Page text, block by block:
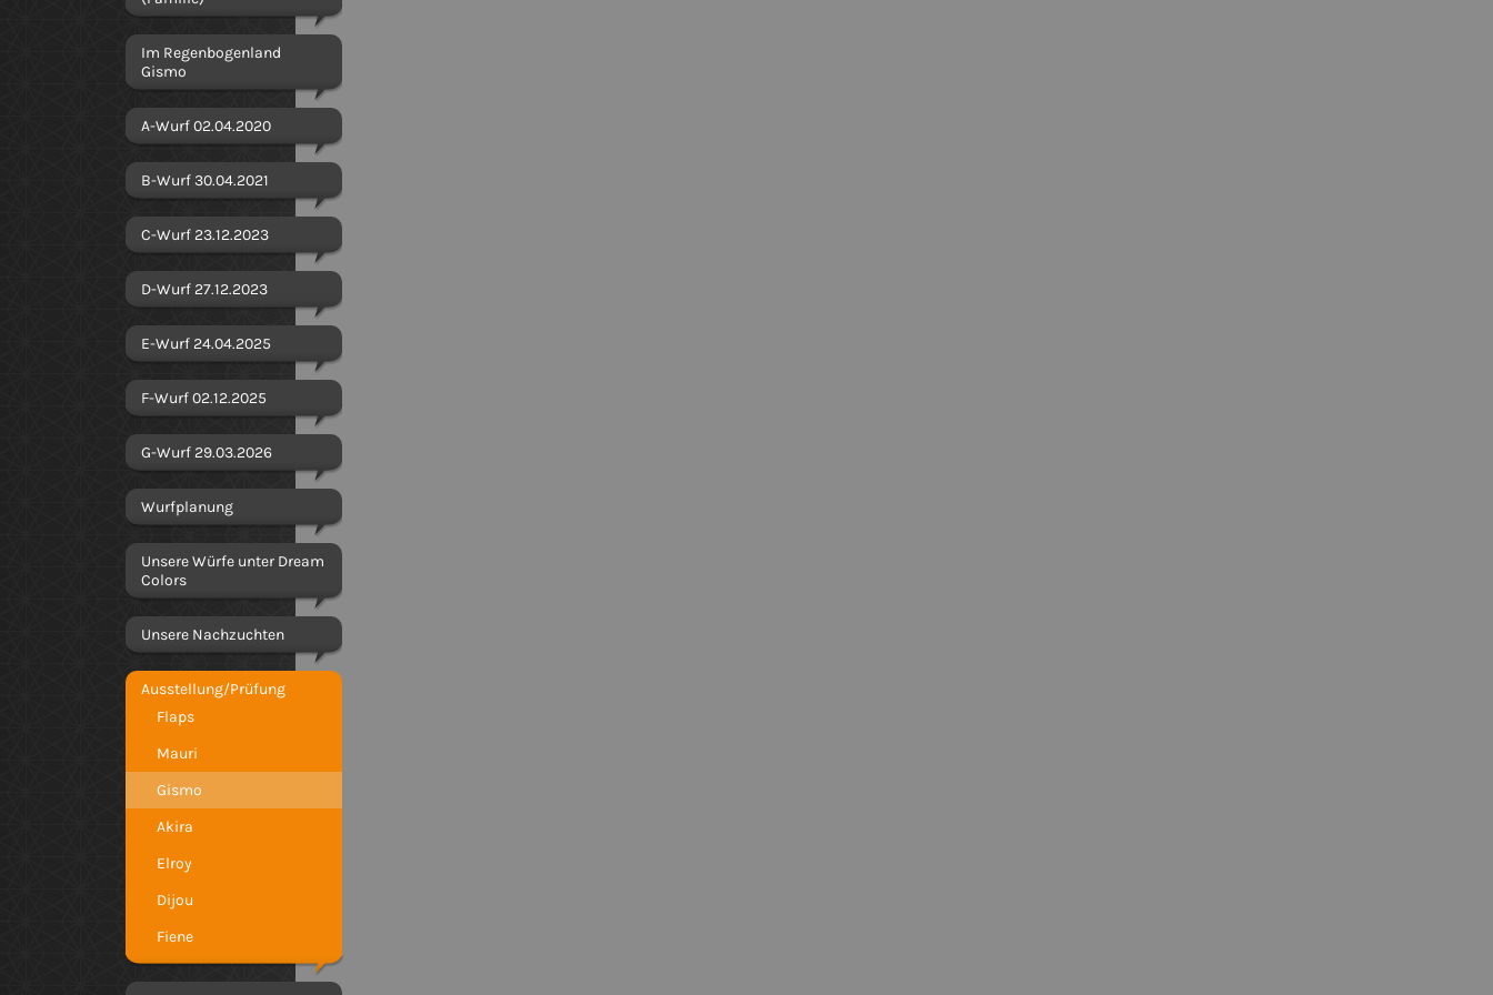
Im Regenbogenland
Gismo
A-Wurf 02.04.2020
B-Wurf 30.04.2021
C-Wurf 23.12.2023
D-Wurf 27.12.2023
E-Wurf 24.04.2025
F-Wurf 02.12.2025
G-Wurf 29.03.2026
Wurfplanung
Unsere Würfe unter Dream
Colors
Unsere Nachzuchten
Ausstellung/Prüfung
Flaps
Mauri
Gismo
Akira
Elroy
Dijou
Fiene